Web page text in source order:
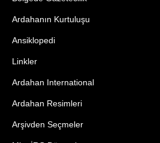
Ardahanın Kurtuluşu
Ansiklopedi
Linkler
Ardahan International
Ardahan Resimleri
Arşivden Seçmeler